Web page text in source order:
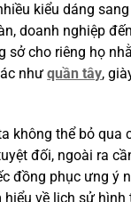
kiểu dáng
doanh nghiệp
cho riêng họ
nhưquần tây,
không thể bỏ qua
đối, ngoài ra
đồng phục ưng ý
về lịch sử